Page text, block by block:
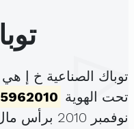
توباك الصناعية خ إ
تحت الهوية
نوفمبر 2010 برأس مال قدره